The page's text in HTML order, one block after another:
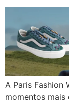
A Paris Fashion
momentos